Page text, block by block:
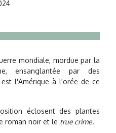
mondiale, mordue par la
ensanglantée par des
l'Amérique à l'orée de ce
éclosent des plantes
roman noir et le true crime.